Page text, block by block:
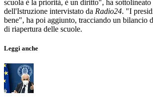
scuola è la priorità, è un diritto", ha
dell'Istruzione intervistato da Radio24. "I
bene", ha poi aggiunto, tracciando un bilancio
di riapertura delle scuole.
Leggi anche